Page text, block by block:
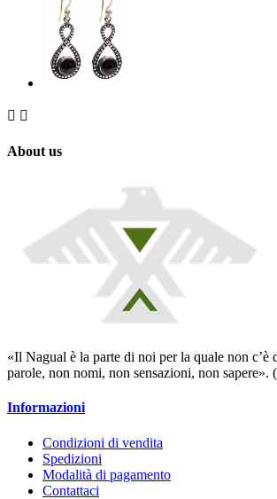
 
About us
«Il Nagual è la parte di noi per la quale non c’è
parole, non nomi, non sensazioni, non sapere».
Informazioni
Condizioni di vendita
Spedizioni
Modalità di pagamento
Contattaci